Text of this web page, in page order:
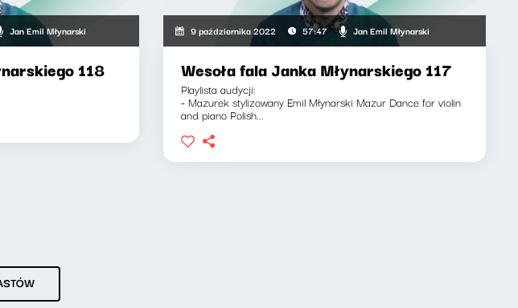
Jan Emil Młynarski
118
9 października 2022 57:47 Jan Emil Młynarski
Wesoła fala Janka Młynarskiego 117
Playlista audycji:
- Mazurek stylizowany Emil Młynarski Mazur Dance for violin
and piano Polish...